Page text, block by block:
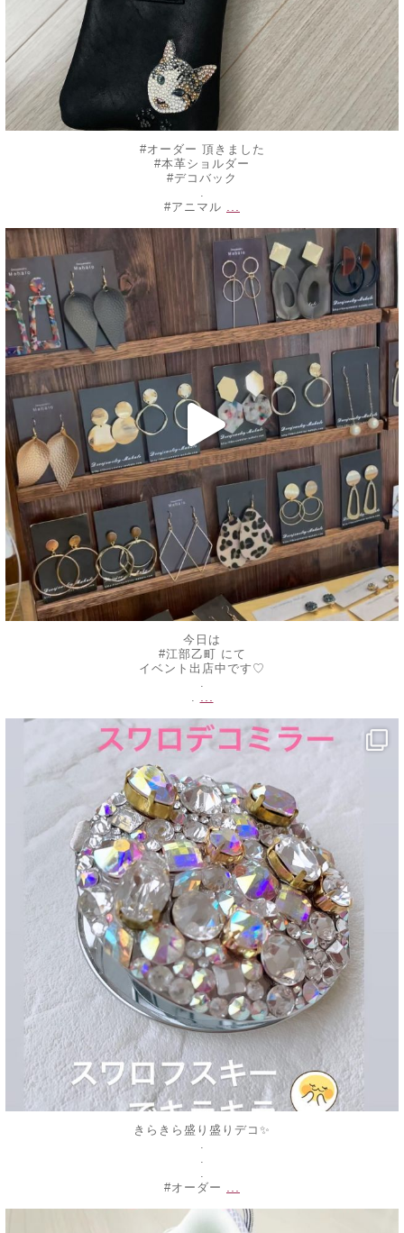
#オーダー 頂きました
#本革ショルダー
#デコバック
#アニマル
decojewelrymahalo
6月 10
今日は
#江部乙町 にて
イベント出店中です♡
decojewelrymahalo
5月 20
きらきら盛り盛りデコ✨
#オーダー